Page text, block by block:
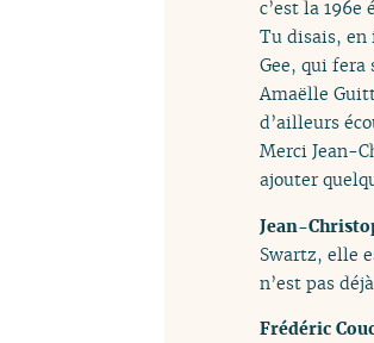
c’est la 196e
Tu disais, en
Gee, qui fera
Amaëlle
d’ailleurs
Merci Jean-
ajouter
Jean-
Swartz, elle
n’est pas
Frédéric